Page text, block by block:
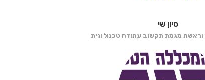
סיון שי
וראשת מגמת תקשוב עתודה טכנולוגית